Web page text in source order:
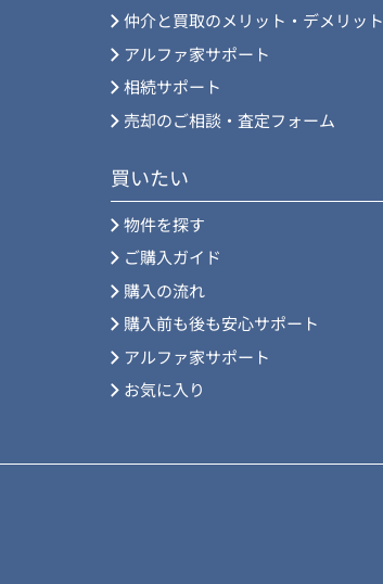
仲介と買取のメリット・デメリット
アルファ家サポート
相続サポート
売却のご相談・査定フォーム
買いたい
物件を探す
ご購入ガイド
購入の流れ
購入前も後も安心サポート
アルファ家サポート
お気に入り